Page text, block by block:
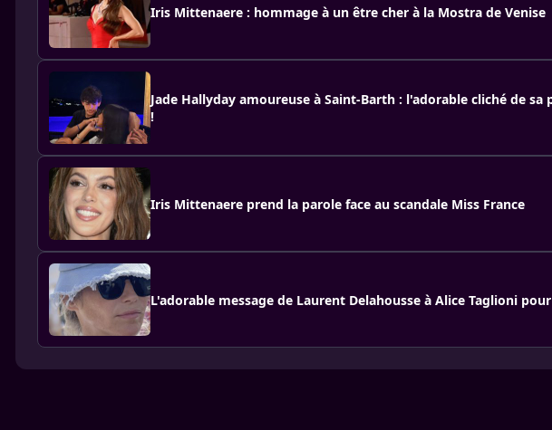
Iris Mittenaere : hommage à un être cher à la Mostra de Venise
Jade Hallyday amoureuse à Saint-Barth : l'adorable cliché de
!
Iris Mittenaere prend la parole face au scandale Miss France
L'adorable message de Laurent Delahousse à Alice Taglioni